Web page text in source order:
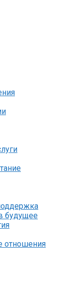
будущее
отношения